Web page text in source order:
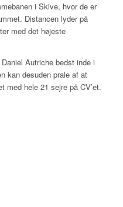
i Skive, hvor de er
Distancen lyder på
med det højeste
Autriche bedst inde i
kan desuden prale af at
hele 21 sejre på CV’et.